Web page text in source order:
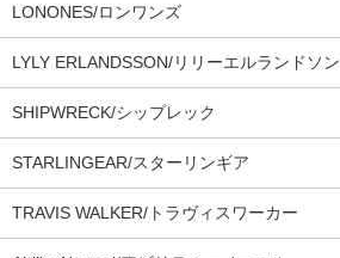
LONONES/ロンワンズ
LYLY ERLANDSSON/リリーエルランドソン
SHIPWRECK/シップレック
STARLINGEAR/スターリンギア
TRAVIS WALKER/トラヴィスワーカー